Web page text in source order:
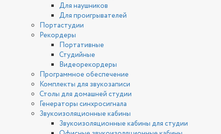
Для наушников
Для проигрывателей
Портастудии
Рекордеры
Портативные
Студийные
Видеорекордеры
Программное обеспечение
Комплекты для звукозаписи
Столы для домашней студии
Генераторы синхросигнала
Звукоизоляционные кабины
Звукоизоляционные кабины для студии